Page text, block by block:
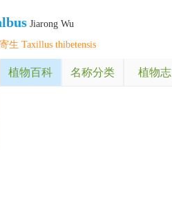
Jiarong Wu
生 Taxillus thibetensis
植物百科 名称分类 植物志